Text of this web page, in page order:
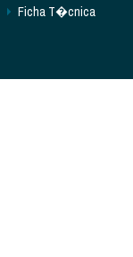
Ficha T�cnica